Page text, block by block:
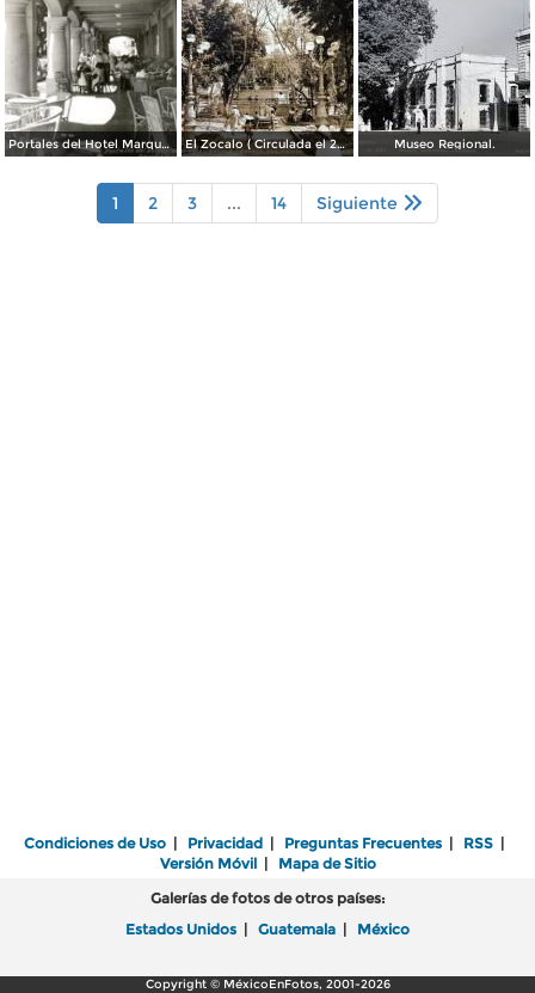
Portales del Hotel Marqués del Valle El Zocalo ( Circulada el 23 de Julio de 1953 ). Museo Regional.
1 2 3 ... 14 Siguiente
Condiciones de Uso | Privacidad | Preguntas Frecuentes | RSS |
Versión Móvil| Mapa de Sitio
Galerías de fotos de otros países:
Estados Unidos | Guatemala | México
Copyright © MéxicoEnFotos, 2001-2026